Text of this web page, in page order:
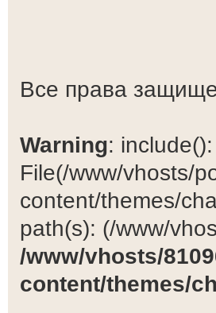
Все права
Warning:
File(/www/vhosts/
content/themes/
path(s): (/www/
/www/vhosts/
content/themes/